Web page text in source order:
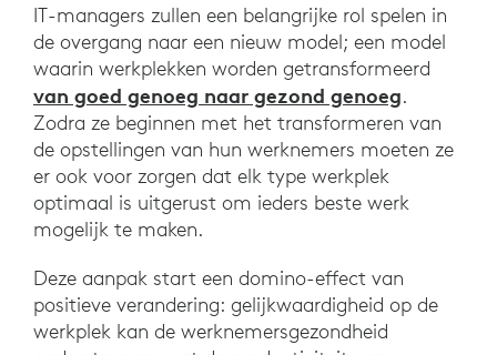
IT-managers zullen een belangrijke rol spelen in
de overgang naar een nieuw model; een model
waarin werkplekken worden getransformeerd
van goed genoeg naar gezond genoeg.
Zodra ze beginnen met het transformeren van
de opstellingen van hun werknemers moeten ze
er ook voor zorgen dat elk type werkplek
optimaal is uitgerust om ieders beste werk
mogelijk te maken.
Deze aanpak start een domino-effect van
positieve verandering: gelijkwaardigheid op de
werkplek kan de werknemersgezondheid